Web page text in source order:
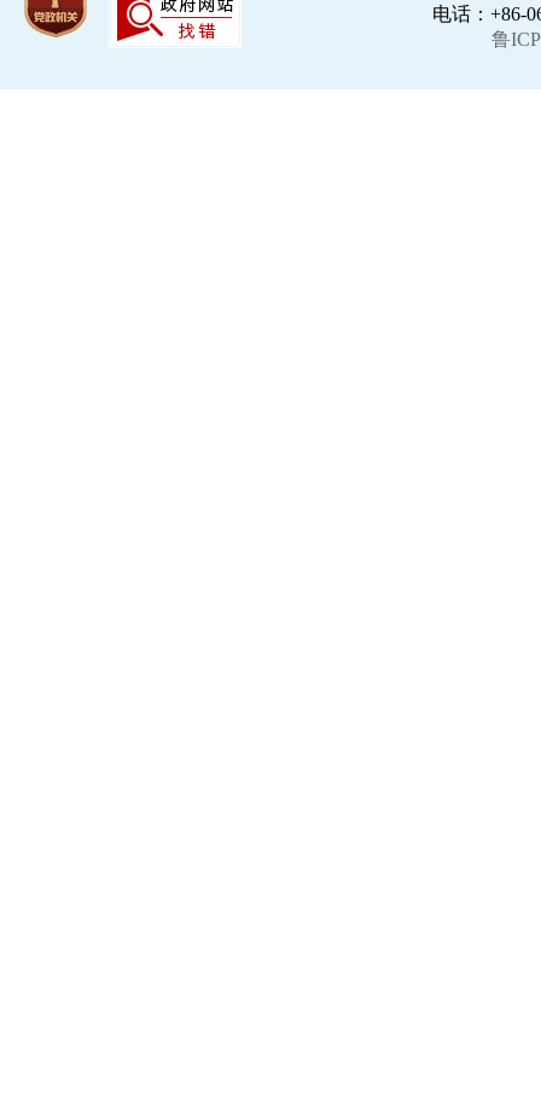
电话：+86-
鲁